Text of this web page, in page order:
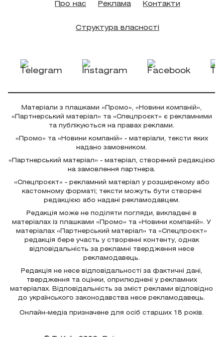
Про нас Реклама Контакти
Структура власності
Матеріали з плашками «Промо», «Новини компаній»,
«Партнерський матеріал» та «Спецпроєкт» є рекламними
та публікуються на правах реклами.
«Промо» та «Новини компаній» - матеріали, тексти яких
надано замовником.
«Партнерський матеріал» - матеріал, створений редакцією
на замовлення партнера.
«Спецпроєкт» - рекламний матеріал у розширеному або
кастомному форматі; тексти можуть бути створені
редакцією або надані рекламодавцем.
Редакція може не поділяти погляди, викладені в
матеріалах із плашками «Промо» та «Новини компаній». У
матеріалах «Партнерський матеріал» та «Спецпроєкт»
редакція бере участь у створенні контенту, однак
відповідальність за рекламні твердження несе
рекламодавець.
Редакція не несе відповідальності за фактичні дані,
твердження та оцінки, оприлюднені у рекламних
матеріалах. Відповідальність за зміст реклами відповідно
до українського законодавства несе рекламодавець.
Онлайн-медіа призначене для осіб старших 18 років.